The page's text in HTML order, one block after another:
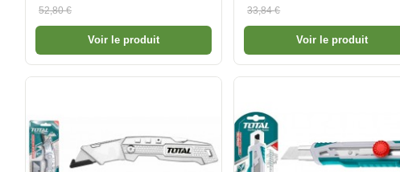
52,80 €
Voir le produit
33,84 €
Voir le produit